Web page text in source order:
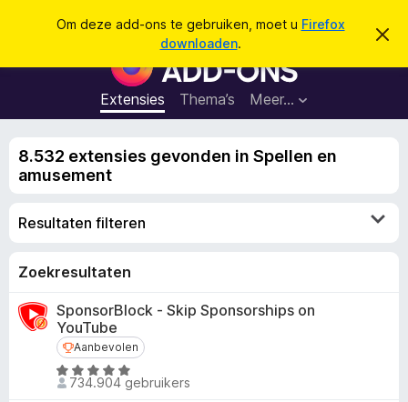
Om deze add-ons te gebruiken, moet u Firefox
downloaden.
D
i
b
A
d
d
-
n
i
Extensies Thema’s Meer…
Aanmelden
e
8.532 extensies gevonden in Spellen en
amusement
Resultaten filteren
Zoekresultaten
SponsorBlock - Skip Sponsorships on
YouTube
Aanbevolen
Aanbevolen
W
a
734.904 gebruikers